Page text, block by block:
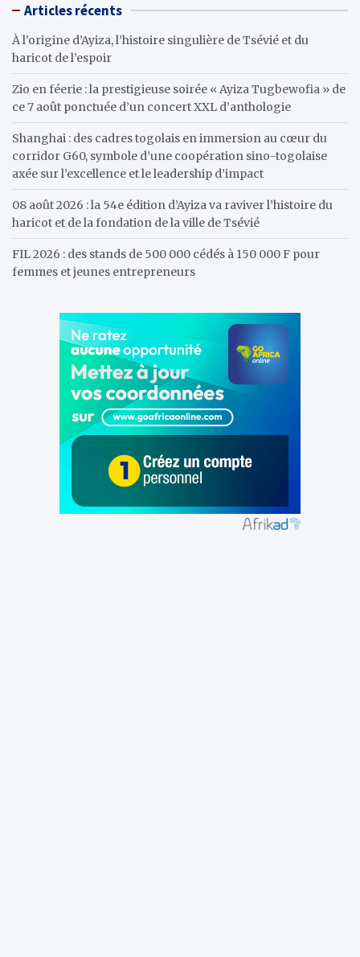
c
h
Articles récents
À l’origine d’Ayiza, l’histoire singulière de Tsévié et du
haricot de l’espoir
Zio en féerie : la prestigieuse soirée « Ayiza Tugbewofia » de
ce 7 août ponctuée d’un concert XXL d’anthologie
Shanghai : des cadres togolais en immersion au cœur du
corridor G60, symbole d’une coopération sino-togolaise
axée sur l’excellence et le leadership d’impact
08 août 2026 : la 54e édition d’Ayiza va raviver l’histoire du
haricot et de la fondation de la ville de Tsévié
FIL 2026 : des stands de 500 000 cédés à 150 000 F pour
femmes et jeunes entrepreneurs